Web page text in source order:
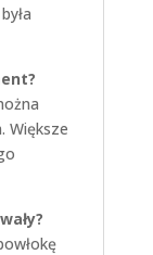
Większe